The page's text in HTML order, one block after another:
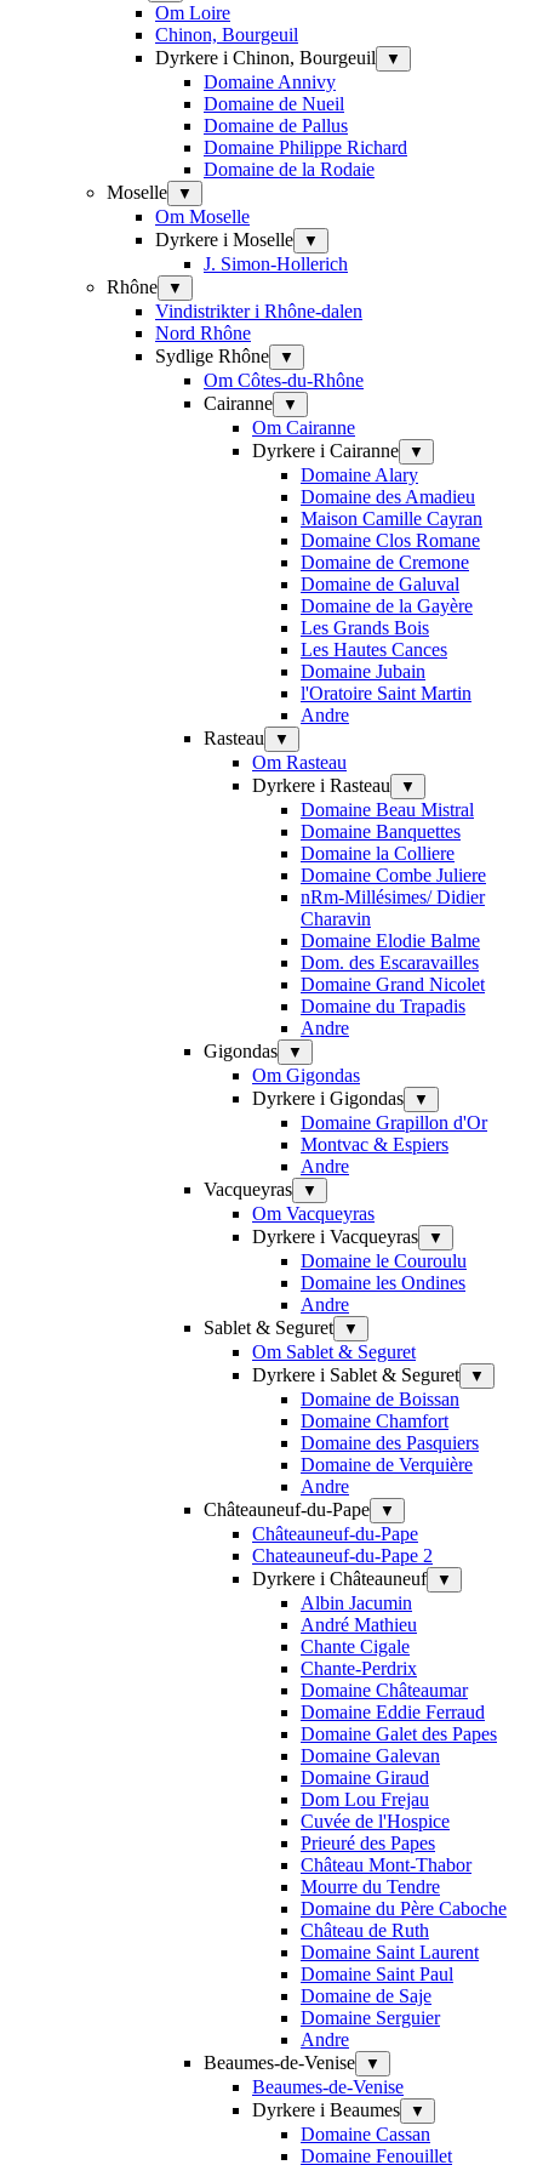
Om Loire
Chinon, Bourgeuil
Dyrkere i Chinon, Bourgeuil
▼
Domaine Annivy
Domaine de Nueil
Domaine de Pallus
Domaine Philippe Richard
Domaine de la Rodaie
Moselle
▼
Om Moselle
Dyrkere i Moselle
▼
J. Simon-Hollerich
Rhône
▼
Vindistrikter i Rhône-dalen
Nord Rhône
Sydlige Rhône
▼
Om Côtes-du-Rhône
Cairanne
▼
Om Cairanne
Dyrkere i Cairanne
▼
Domaine Alary
Domaine des Amadieu
Maison Camille Cayran
Domaine Clos Romane
Domaine de Cremone
Domaine de Galuval
Domaine de la Gayère
Les Grands Bois
Les Hautes Cances
Domaine Jubain
l'Oratoire Saint Martin
Andre
Rasteau
▼
Om Rasteau
Dyrkere i Rasteau
▼
Domaine Beau Mistral
Domaine Banquettes
Domaine la Colliere
Domaine Combe Juliere
nRm-Millésimes/ Didier
Charavin
Domaine Elodie Balme
Dom. des Escaravailles
Domaine Grand Nicolet
Domaine du Trapadis
Andre
Gigondas
▼
Om Gigondas
Dyrkere i Gigondas
▼
Domaine Grapillon d'Or
Montvac & Espiers
Andre
Vacqueyras
▼
Om Vacqueyras
Dyrkere i Vacqueyras
▼
Domaine le Couroulu
Domaine les Ondines
Andre
Sablet & Seguret
▼
Om Sablet & Seguret
Dyrkere i Sablet & Seguret
▼
Domaine de Boissan
Domaine Chamfort
Domaine des Pasquiers
Domaine de Verquière
Andre
Châteauneuf-du-Pape
▼
Châteauneuf-du-Pape
Chateauneuf-du-Pape 2
Dyrkere i Châteauneuf
▼
Albin Jacumin
André Mathieu
Chante Cigale
Chante-Perdrix
Domaine Châteaumar
Domaine Eddie Ferraud
Domaine Galet des Papes
Domaine Galevan
Domaine Giraud
Dom Lou Frejau
Cuvée de l'Hospice
Prieuré des Papes
Château Mont-Thabor
Mourre du Tendre
Domaine du Père Caboche
Château de Ruth
Domaine Saint Laurent
Domaine Saint Paul
Domaine de Saje
Domaine Serguier
Andre
Beaumes-de-Venise
▼
Beaumes-de-Venise
Dyrkere i Beaumes
▼
Domaine Cassan
Domaine Fenouillet